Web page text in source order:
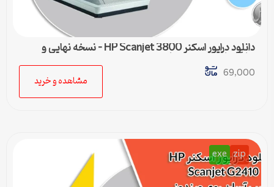
دانلود درایور اسکنر HP Scanjet 3800 – نسخه نهایی و
سازگار با تمام ویندوزها
69,000
مشاهده و خرید
zip
exe